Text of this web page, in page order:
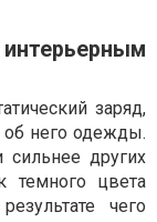
заряд,
об него одежды.
других
темного цвета
чего